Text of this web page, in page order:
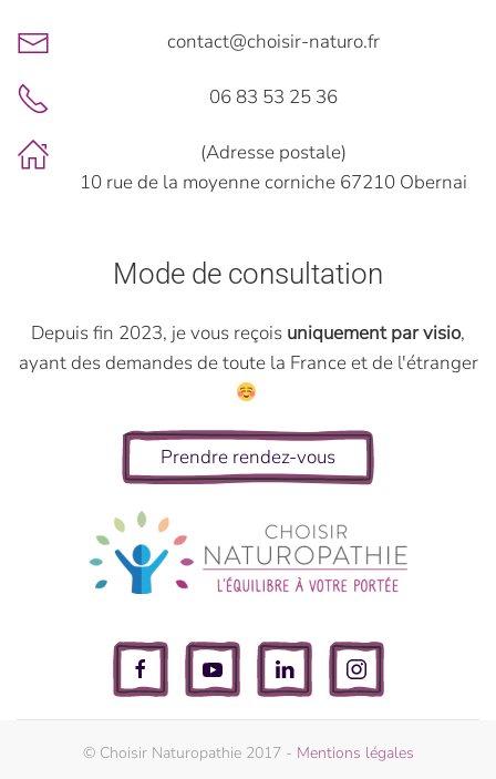
contact@choisir-naturo.fr
06 83 53 25 36
(Adresse postale)
10 rue de la moyenne corniche 67210 Obernai
Mode de consultation
Depuis fin 2023, je vous reçois uniquement par visio,
ayant des demandes de toute la France et de l'étranger
Prendre rendez-vous
© Choisir Naturopathie 2017 - Mentions légales